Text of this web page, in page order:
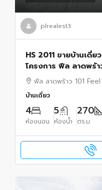
plrealest3
HS 2011 ขายบ้านเดี่
โครงการ ฟีล ลาดพร้า
ลาดพร้าว 101
ฟีล ลาดพร้าว 101
บ้านเดี่ยว
4
ห้องนอน
5
ห้องน้ำ
270
ตร.ม.